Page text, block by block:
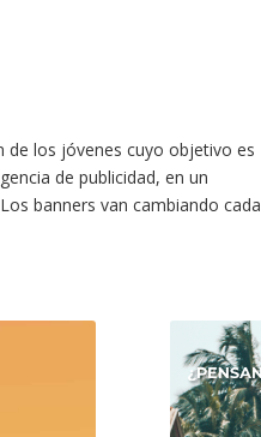
de los jóvenes cuyo objetivo es
de publicidad, en un
banners van cambiando cada